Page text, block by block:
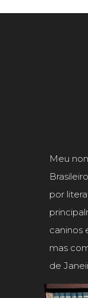
Meu
por
caninos
mas
de